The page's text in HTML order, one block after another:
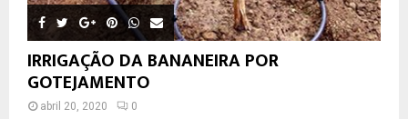
IRRIGAÇÃO DA BANANEIRA POR
GOTEJAMENTO
abril 20, 2020 0